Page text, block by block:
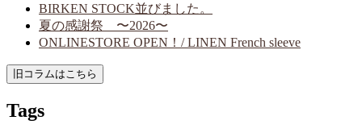
BIRKEN STOCK並びました。
夏の感謝祭 〜2026〜
ONLINESTORE OPEN！/ LINEN French sleeve
Tags